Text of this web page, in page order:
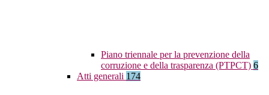
Piano triennale per la prevenzione della
corruzione e della trasparenza (PTPCT) 6
Atti generali 174